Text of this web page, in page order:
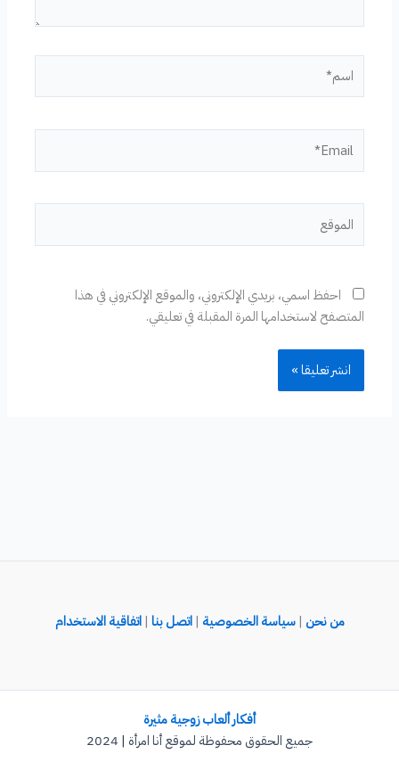
احفظ اسمي، بريدي الإلكتروني، والموقع الإلكتروني في هذا
المتصفح لاستخدامها المرة المقبلة في تعليقي.
من نحن |سياسة الخصوصية |اتصل بنا |اتفاقية الاستخدام
أفكار ألعاب زوجية مثيرة
جميع الحقوق محفوظة لموقع أنا امرأة | 2024